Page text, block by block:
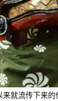
就流传下来的